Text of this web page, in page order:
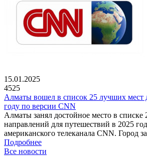
15.01.2025
4525
Алматы вошел в список 25 лучших мест
году по версии CNN
Алматы занял достойное место в
направлений для путешествий в 2025
американского телеканала CNN. Город
Подробнее
Все новости